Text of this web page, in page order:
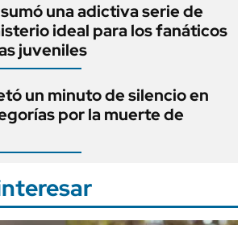
una adictiva serie de
ideal para los fanáticos
juveniles
un minuto de silencio en
por la muerte de